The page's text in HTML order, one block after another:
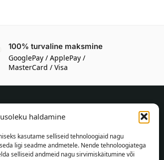
haldamine
kasutame selliseid tehnoloogiaid nagu
ligi seadme andmetele. Nende tehnoloogiatega
selliseid andmeid nagu sirvimiskäitumine või
100% turvaline maksmine
GooglePay / ApplePay /
MasterCard / Visa
OSTJALE